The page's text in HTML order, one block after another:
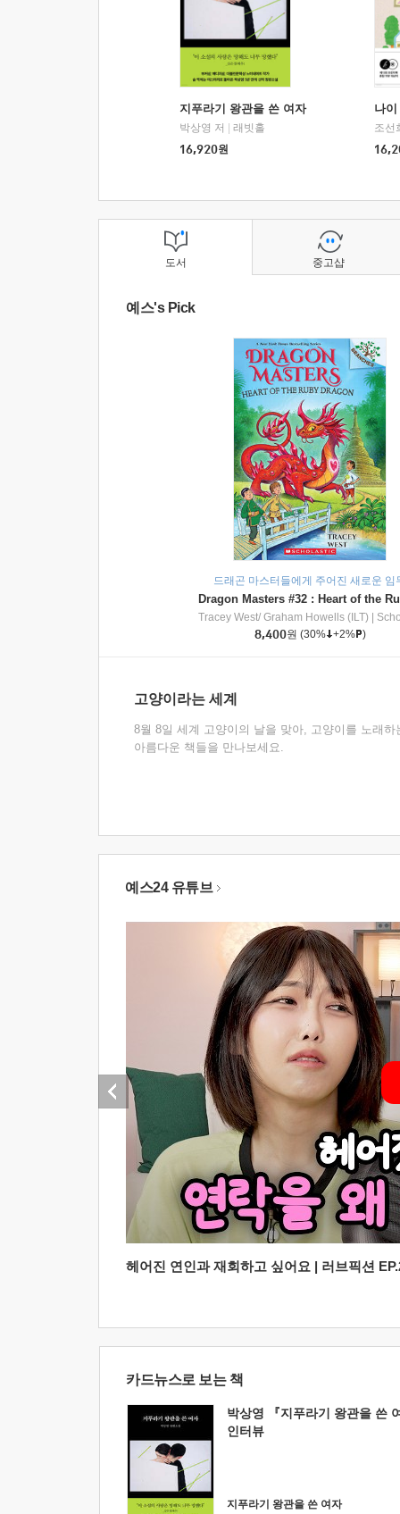
지푸라기 왕관을 쓴 여자
박상영 저
래빗홀
16,920원
나
조선
도서
예스's Pick
드래곤 마스터들에게 주어진 새로운 임
Tracey West/ Graham Howells (ILT)
8,400원 (30% +2% )
고양이라는 세계
8월 8일 세계 고양이의 날을 맞아, 고양이를 노래하
아름다운 책들을 만나보세요.
중고샵
예스24 유튜브
헤어진 연인과 재회하고 싶어요 | 러브픽션
카드뉴스로 보는 책
박상영 『지푸라기 왕관을 쓴
인터뷰
지푸라기 왕관을 쓴 여자